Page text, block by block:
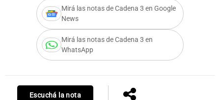
Mirá las notas de Cadena 3 en Google
News
Mirá las notas de Cadena 3 en
WhatsApp
Escuchá la nota
Mundial 2026
Cadena 3